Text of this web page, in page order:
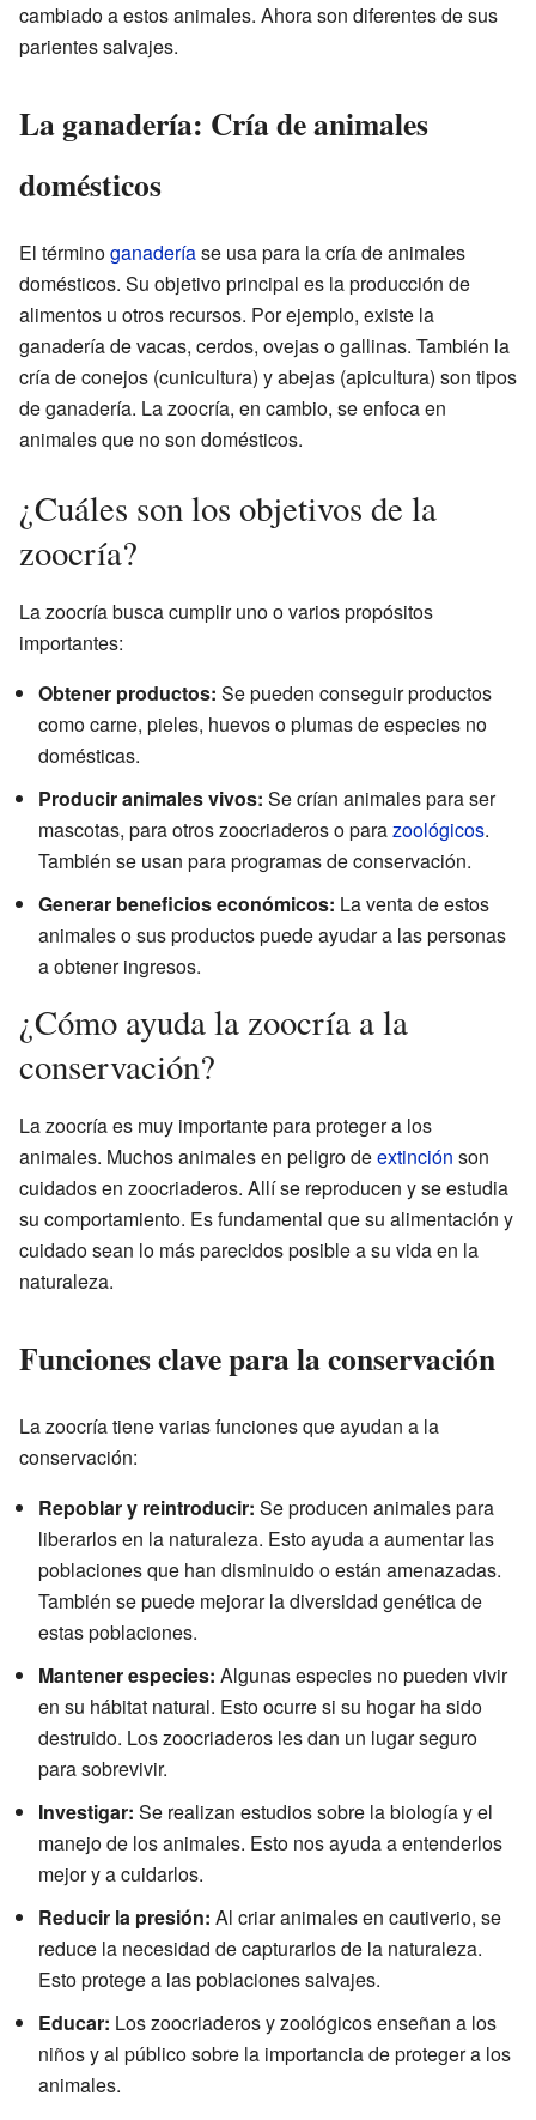
cambiado a estos animales. Ahora son diferentes de sus
parientes salvajes.
La ganadería: Cría de animales
domésticos
El términoganaderíase usa para la cría de animales
domésticos. Su objetivo principal es la producción de
alimentos u otros recursos. Por ejemplo, existe la
ganadería de vacas, cerdos, ovejas o gallinas. También la
cría de conejos (cunicultura) y abejas (apicultura) son tipos
de ganadería. La zoocría, en cambio, se enfoca en
animales que no son domésticos.
¿Cuáles son los objetivos de la
zoocría?
La zoocría busca cumplir uno o varios propósitos
importantes:
Obtener productos: Se pueden conseguir productos
como carne, pieles, huevos o plumas de especies no
domésticas.
Producir animales vivos: Se crían animales para ser
mascotas, para otros zoocriaderos o parazoológicos.
También se usan para programas de conservación.
Generar beneficios económicos: La venta de estos
animales o sus productos puede ayudar a las personas
a obtener ingresos.
¿Cómo ayuda la zoocría a la
conservación?
La zoocría es muy importante para proteger a los
animales. Muchos animales en peligro deextinción son
cuidados en zoocriaderos. Allí se reproducen y se estudia
su comportamiento. Es fundamental que su alimentación y
cuidado sean lo más parecidos posible a su vida en la
naturaleza.
Funciones clave para la conservación
La zoocría tiene varias funciones que ayudan a la
conservación:
Repoblar y reintroducir: Se producen animales para
liberarlos en la naturaleza. Esto ayuda a aumentar las
poblaciones que han disminuido o están amenazadas.
También se puede mejorar la diversidad genética de
estas poblaciones.
Mantener especies: Algunas especies no pueden vivir
en su hábitat natural. Esto ocurre si su hogar ha sido
destruido. Los zoocriaderos les dan un lugar seguro
para sobrevivir.
Investigar: Se realizan estudios sobre la biología y el
manejo de los animales. Esto nos ayuda a entenderlos
mejor y a cuidarlos.
Reducir la presión: Al criar animales en cautiverio, se
reduce la necesidad de capturarlos de la naturaleza.
Esto protege a las poblaciones salvajes.
Educar: Los zoocriaderos y zoológicos enseñan a los
niños y al público sobre la importancia de proteger a los
animales.